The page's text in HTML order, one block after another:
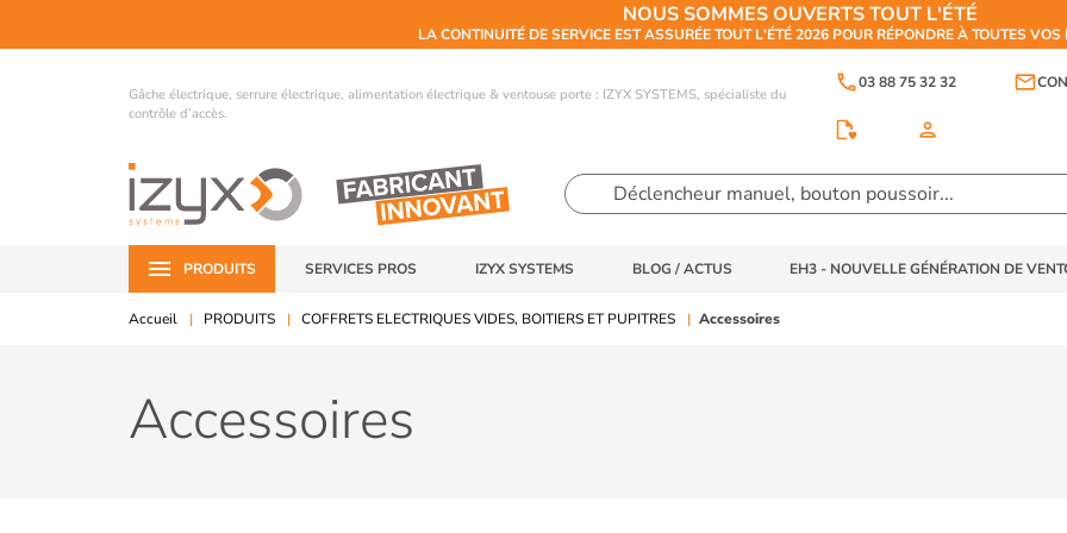
NOUS SOMMES OUVERTS TOUT L'ÉTÉ
LA CONTINUITÉ DE SERVICE EST ASSURÉE TOUT L'ÉTÉ 2026 POUR RÉPONDRE À TOUTES
Gâche électrique, serrure électrique, alimentation électrique & ventouse porte : IZYX SYSTEMS, spécialiste du
contrôle d’accès.
phone03 88 75 32 32 email
person
PRODUITS SERVICES PROS IZYX SYSTEMS BLOG / ACTUS EH3 - NOUVELLE GÉNÉRATION DE
Accueil PRODUITS COFFRETS ELECTRIQUES VIDES, BOITIERS ET PUPITRES Accessoires
Accessoires